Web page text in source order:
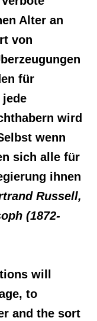
Alter an
von
für
wird
wenn
sich alle für
ihnen
Russell,
(1872-
will
to
and the sort